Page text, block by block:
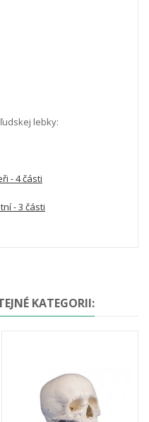
lebky:
- 4 části
- 3 části
KATEGORII: